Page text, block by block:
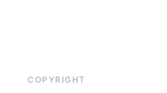
COPYRIGHT